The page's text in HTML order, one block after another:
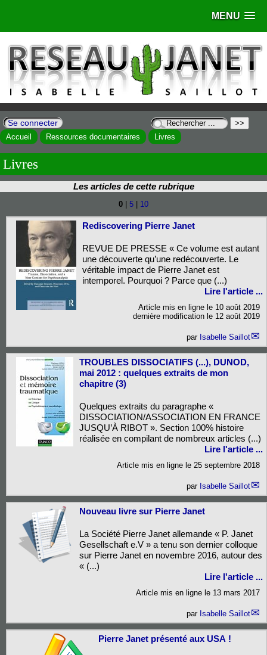
MENU
Se connecter
Accueil Ressources documentaires Livres
Livres
Les articles de cette rubrique
0 5 10
Rediscovering Pierre Janet
REVUE DE PRESSE « Ce volume est autant
une découverte qu’une redécouverte. Le
véritable impact de Pierre Janet est
intemporel. Pourquoi ? Parce que (...)
Lire l'article ...
Article mis en ligne le 10 août 2019
dernière modification le 12 août 2019
par Isabelle Saillot
TROUBLES DISSOCIATIFS (...), DUNOD,
mai 2012 : quelques extraits de mon
chapitre (3)
Quelques extraits du paragraphe «
DISSOCIATION/ASSOCIATION EN FRANCE
JUSQU’À RIBOT ». Section 100% histoire
réalisée en compilant de nombreux articles (...)
Lire l'article ...
Article mis en ligne le 25 septembre 2018
par Isabelle Saillot
Nouveau livre sur Pierre Janet
La Société Pierre Janet allemande « P. Janet
Gesellschaft e.V » a tenu son dernier colloque
sur Pierre Janet en novembre 2016, autour des
« (...)
Lire l'article ...
Article mis en ligne le 13 mars 2017
par Isabelle Saillot
Pierre Janet présenté aux USA !